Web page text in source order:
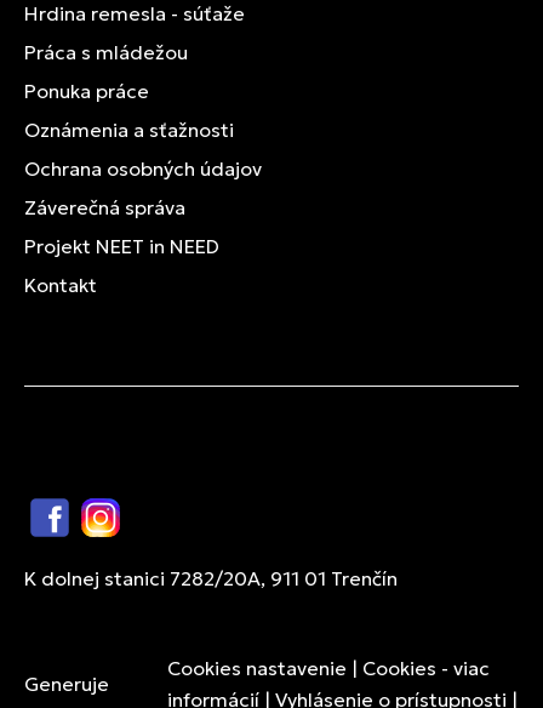
Hrdina remesla - súťaže
Práca s mládežou
Ponuka práce
Oznámenia a sťažnosti
Ochrana osobných údajov
Záverečná správa
Projekt NEET in NEED
Kontakt
FacebookInstagram
K dolnej stanici 7282/20A, 911 01 Trenčín
Generuje
Cookies nastavenie | Cookies - viac
informácií | Vyhlásenie o prístupnosti |